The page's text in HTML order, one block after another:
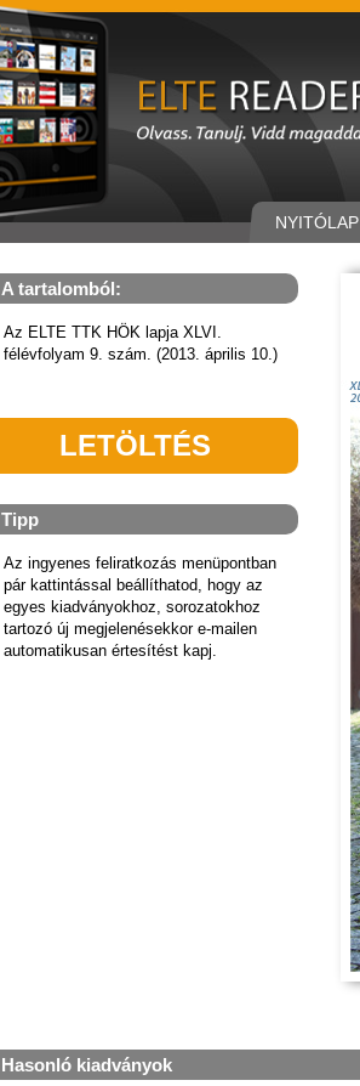
NYITÓLAP
A tartalomból:
Az ELTE TTK HÖK lapja XLVI.
félévfolyam 9. szám. (2013. április 10.)
LETÖLTÉS
Tipp
Az ingyenes feliratkozás menüpontban
pár kattintással beállíthatod, hogy az
egyes kiadványokhoz, sorozatokhoz
tartozó új megjelenésekkor e-mailen
automatikusan értesítést kapj.
Hasonló kiadványok